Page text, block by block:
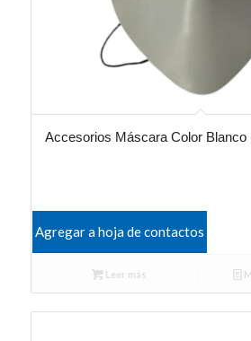
Accesorios Máscara Color Blanco
Agregar a hoja de contactos
Leer más